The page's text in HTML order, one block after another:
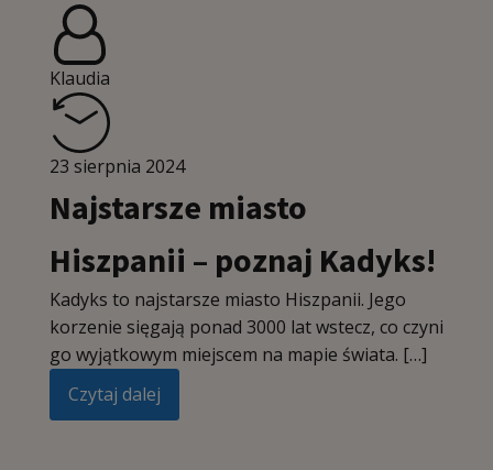
Klaudia
23 sierpnia 2024
Najstarsze miasto
Hiszpanii – poznaj Kadyks!
Kadyks to najstarsze miasto Hiszpanii. Jego
korzenie sięgają ponad 3000 lat wstecz, co czyni
go wyjątkowym miejscem na mapie świata. […]
Czytaj dalej